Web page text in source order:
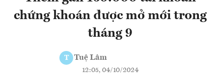
chứng khoán được mở mới trong
tháng 9
T Tuệ Lâm
12:05, 04/10/2024